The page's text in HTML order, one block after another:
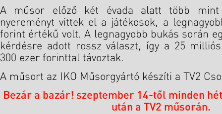
A műsor előző két évada alatt több
nyereményt vittek el a játékosok, a
forint értékű volt. A legnagyobb bukás során
kérdésre adott rossz választ, így a 25
300 ezer forinttal távoztak.
A műsort az IKO Műsorgyártó készíti a TV2
Bezár a bazár! szeptember 14-től minden
után a TV2 műsorán.